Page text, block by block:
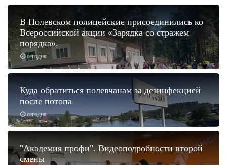
сегодня
В Полевском полицейские присоединились ко
Всероссийской акции «Зарядка со стражем
порядка».
сегодня
Куда обратиться полевчанам за дезинфекцией
после потопа
"Академия профи". Видеоподробности второй
смены